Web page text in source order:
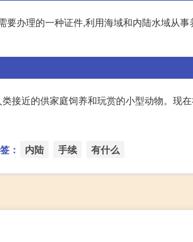
要办理的一种证件,利用海域和内陆水域从
接近的供家庭饲养和玩赏的小型动物。现
： 内陆 手续 有什么